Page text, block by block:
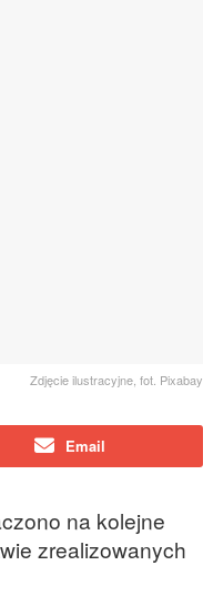
Zdjęcie ilustracyjne, fot. Pixabay
Email
na kolejne
zrealizowanych